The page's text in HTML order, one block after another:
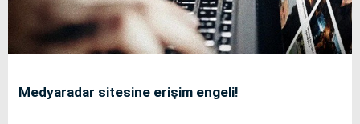
Medyaradar sitesine erişim engeli!